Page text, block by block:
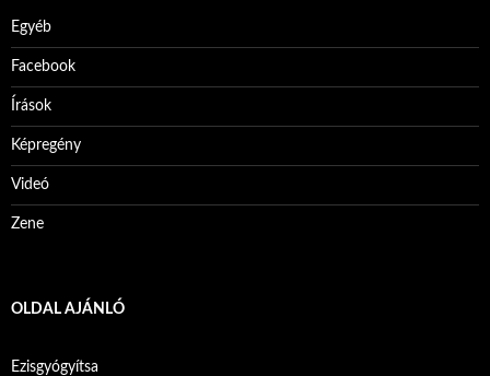
Egyéb
Facebook
Írások
Képregény
Videó
Zene
OLDAL AJÁNLÓ
Ezisgyógyítsa